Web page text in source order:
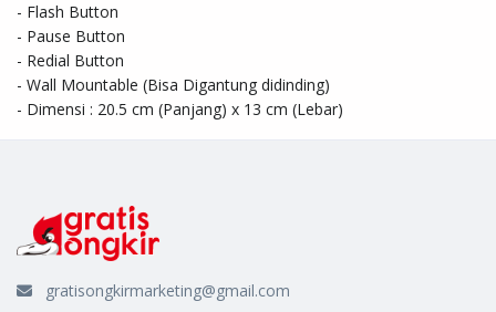
- Flash Button
- Pause Button
- Redial Button
- Wall Mountable (Bisa Digantung didinding)
- Dimensi : 20.5 cm (Panjang) x 13 cm (Lebar)
gratisongkirmarketing@gmail.com